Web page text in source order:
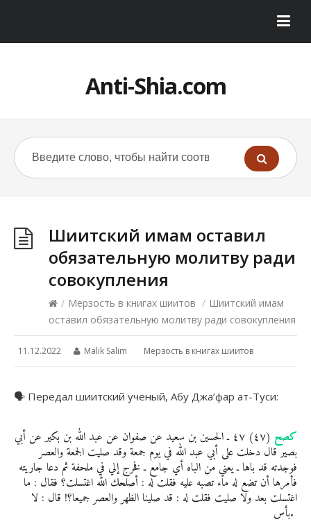
Anti-Shia.com
Шиитский имам оставил
обязательную молитву ради
совокупления
/ Мерзость в книгах шиитов / Шиитский имам
оставил обязательную молитву ради совокупления
11.12.2022 Malik Salim Мерзость в книгах шиитов
🗣 Передал шиитский ученый, Абу Джа’фар ат-Туси:
كصح (٤٧) ٤٧ ـ الحسين بن سعيد عن صفوان عن عبد الله بن بكير عن أبي
بصير قال دخلت على أبي عبد الله في يوم جمعة وقد صليت الجمعة والعصر
فوجدته قد باها ـ يعني من الباه أي جامع ـ فخرج إلي في ملحفة ثم دعا جاريته
فأمرها أن تضع له ماء تصبه عليه فقلت له : أصلحك الله اغتسلت؟ فقال : ما
اغتسلت بعد ولا صليت فقلت له : قد صلينا الظهر والعصر جميعا؟! قال : لا
بأس.